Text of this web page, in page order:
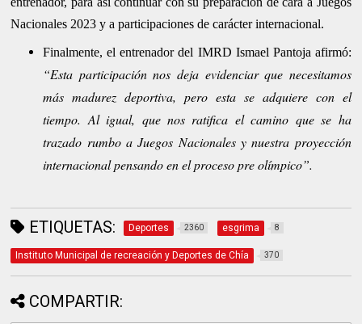
Nacionales 2023 y a participaciones de carácter internacional.
Finalmente, el entrenador del IMRD Ismael Pantoja afirmó:
“Esta participación nos deja evidenciar que necesitamos
más madurez deportiva, pero esta se adquiere con el
tiempo. Al igual, que nos ratifica el camino que se ha
trazado rumbo a Juegos Nacionales y nuestra proyección
internacional pensando en el proceso pre olímpico”.
ETIQUETAS: Deportes 2360 esgrima 8
Instituto Municipal de recreación y Deportes de Chía 370
COMPARTIR: